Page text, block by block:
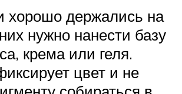
хорошо держались на
нужно нанести базу
крема или геля.
цвет и не